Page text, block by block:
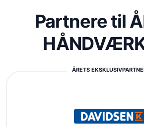
Partnere til
ÅRETS